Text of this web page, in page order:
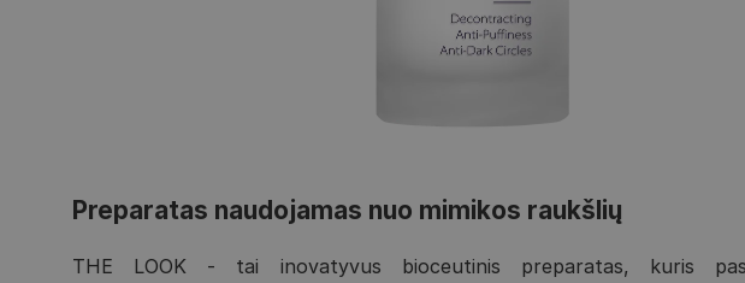
Preparatas naudojamas nuo mimikos raukšlių
THE LOOK - tai inovatyvus bioceutinis preparatas, kuris